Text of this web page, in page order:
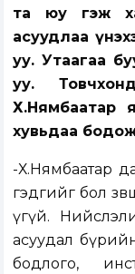
та юу гэж
асуудлаа
уу. Утаагаа
уу.
Х.Нямбаатар
хувьдаа
-Х.Нямбаатар
гэдгийг бол
үгүй.
асуудал
бодлого,